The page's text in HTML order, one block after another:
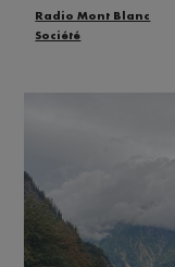
Radio Mont Blanc
Société